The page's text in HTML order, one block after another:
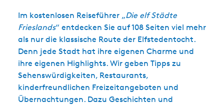
Im kostenlosen Reiseführer „Die elf Städte
Frieslands“ entdecken Sie auf 108 Seiten viel mehr
als nur die klassische Route der Elfstedentocht.
Denn jede Stadt hat ihre eigenen Charme und
ihre eigenen Highlights. Wir geben Tipps zu
Sehenswürdigkeiten, Restaurants,
kinderfreundlichen Freizeitangeboten und
Übernachtungen. Dazu Geschichten und